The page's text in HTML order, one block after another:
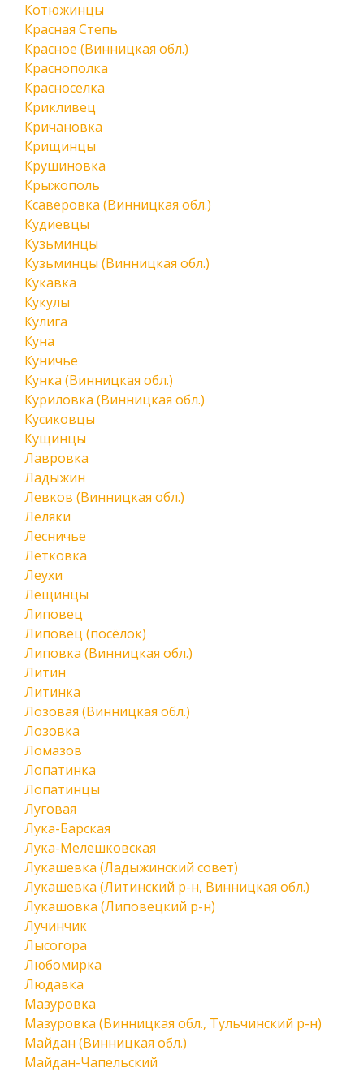
Котюжинцы
Красная Степь
Красное (Винницкая обл.)
Краснополка
Красноселка
Крикливец
Кричановка
Крищинцы
Крушиновка
Крыжополь
Ксаверовка (Винницкая обл.)
Кудиевцы
Кузьминцы
Кузьминцы (Винницкая обл.)
Кукавка
Кукулы
Кулига
Куна
Куничье
Кунка (Винницкая обл.)
Куриловка (Винницкая обл.)
Кусиковцы
Кущинцы
Лавровка
Ладыжин
Левков (Винницкая обл.)
Леляки
Лесничье
Летковка
Леухи
Лещинцы
Липовец
Липовец (посёлок)
Липовка (Винницкая обл.)
Литин
Литинка
Лозовая (Винницкая обл.)
Лозовка
Ломазов
Лопатинка
Лопатинцы
Луговая
Лука-Барская
Лука-Мелешковская
Лукашевка (Ладыжинский совет)
Лукашевка (Литинский р-н, Винницкая обл.)
Лукашовка (Липовецкий р-н)
Лучинчик
Лысогора
Любомирка
Людавка
Мазуровка
Мазуровка (Винницкая обл., Тульчинский р-н)
Майдан (Винницкая обл.)
Майдан-Чапельский